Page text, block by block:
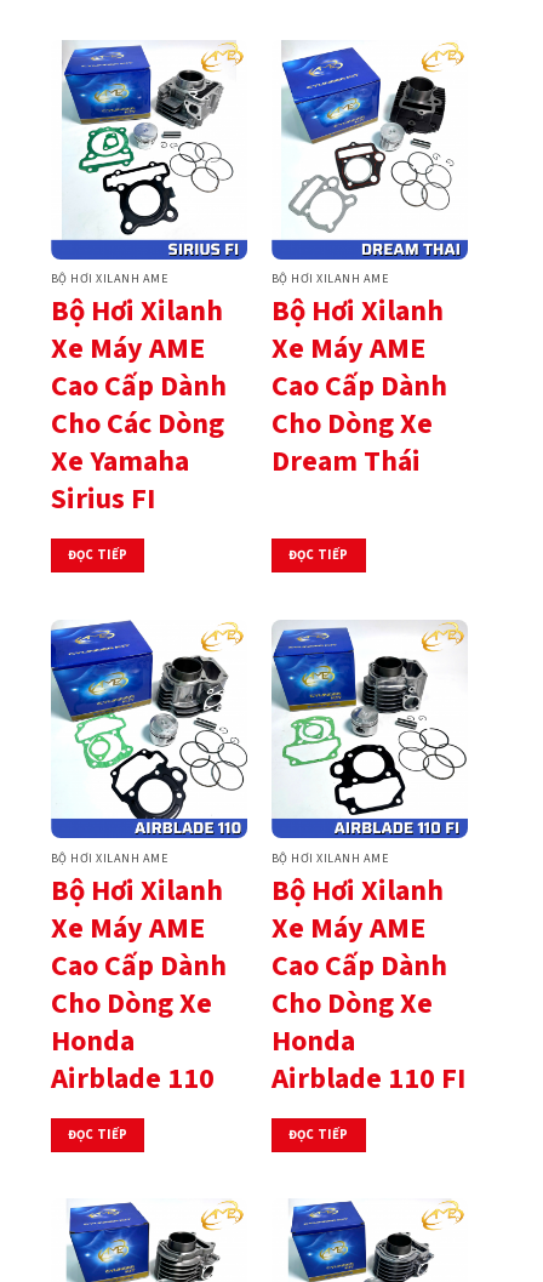
BỘ HƠI XILANH AME
Bộ Hơi Xilanh
Xe Máy AME
Cao Cấp Dành
Cho Các Dòng
Xe Yamaha
Sirius FI
ĐỌC TIẾP
BỘ HƠI XILANH AME
Bộ Hơi Xilanh
Xe Máy AME
Cao Cấp Dành
Cho Dòng Xe
Dream Thái
ĐỌC TIẾP
BỘ HƠI XILANH AME
Bộ Hơi Xilanh
Xe Máy AME
Cao Cấp Dành
Cho Dòng Xe
Honda
Airblade 110
ĐỌC TIẾP
BỘ HƠI XILANH AME
Bộ Hơi Xilanh
Xe Máy AME
Cao Cấp Dành
Cho Dòng Xe
Honda
Airblade 110 FI
ĐỌC TIẾP